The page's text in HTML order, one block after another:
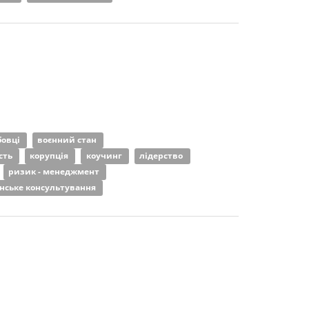
воєнний стан
корупція коучинг
лідерство
ризик - менеджмент
консультування